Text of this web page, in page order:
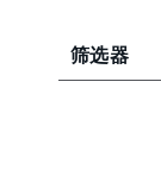
筛选器